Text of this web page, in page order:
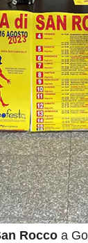
Rocco a